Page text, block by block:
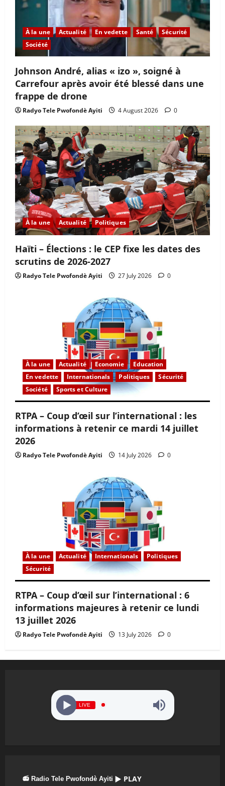
À la une Actualité En vedette Santé
Sécurité
Société
Johnson André, alias « izo », soigné à
Carrefour après avoir été blessé dans une
frappe de drone
Radyo Tele Pwofondè Ayiti 4 August 2026 0
À la une Actualité Politiques
Haïti – Élections : le CEP fixe les dates des
scrutins de 2026-2027
Radyo Tele Pwofondè Ayiti 27 July 2026 0
À la une Actualité Economie
Education
En vedette
Internationals Politiques
Sécurité
Société
Sports et Culture
RTPA – Coup d’œil sur l’international : les
informations à retenir ce mardi 14 juillet
2026
Radyo Tele Pwofondè Ayiti 14 July 2026 0
À la une Actualité Internationals
Politiques
Sécurité
RTPA – Coup d’œil sur l’international : 6
informations majeures à retenir ce lundi
13 juillet 2026
Radyo Tele Pwofondè Ayiti 13 July 2026 0
LIVE
📻 Radio Tele Pwofondè Ayiti ▶ PLAY